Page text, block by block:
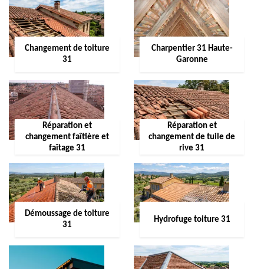
Changement de toiture
31
Charpentier 31 Haute-
Garonne
Réparation et
changement faîtière et
faîtage 31
Réparation et
changement de tuile de
rive 31
Démoussage de toiture
31
Hydrofuge toiture 31